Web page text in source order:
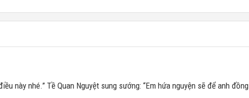
này nhé.” Tề Quan Nguyệt sung sướng: “Em hứa nguyện sẽ để anh đồng